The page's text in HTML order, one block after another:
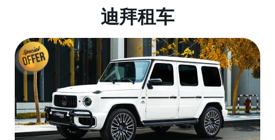
迪拜租车